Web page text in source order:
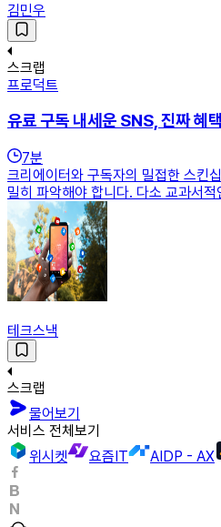
김민우
스크랩
프로덕트
유료 구독 내세운 SNS, 진짜 혜
7분
크리에이터와 구독자의 밀접한 스킨
밀히 파악해야 합니다. 다소 교과서
테크스낵
스크랩
물어보기
서비스 전체보기
위시켓
요즘IT AIDP - AX